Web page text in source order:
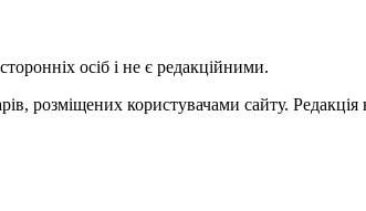
осіб і не є редакційними.
розміщених користувачами сайту.